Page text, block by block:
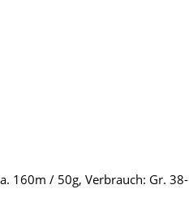
160m / 50g, Verbrauch: Gr. 38-